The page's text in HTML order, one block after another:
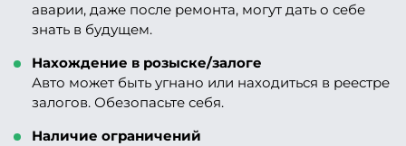
аварии, даже после ремонта, могут дать о себе
знать в будущем.
Нахождение в розыске/залоге
Авто может быть угнано или находиться в реестре
залогов. Обезопасьте себя.
Наличие ограничений